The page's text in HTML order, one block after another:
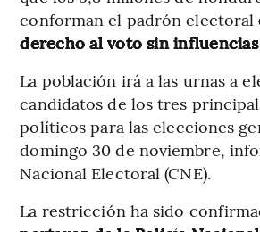
conforman el padrón electoral
derecho al voto sin
La población irá a las urnas a
candidatos de los tres
políticos para las elecciones
domingo 30 de noviembre,
Nacional Electoral (CNE).
La restricción ha sido